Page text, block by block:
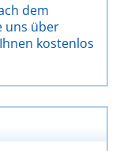
dem
uns über
kostenlos